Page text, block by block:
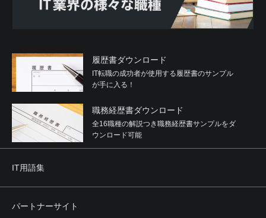
履歴書ダウンロード
IT転職の成功者が使用する履歴書のサンプル
が手に入る！
職務経歴書ダウンロード
全16職種の解説つき職務経歴書サンプルをダ
ウンロード可能
IT用語集
パートナーサイト